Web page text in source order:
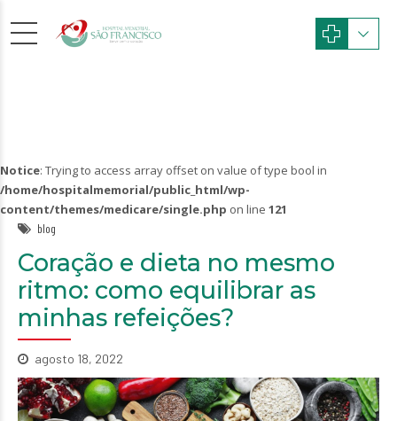
Notice: Trying to access array offset on value of type bool in
/home/hospitalmemorial/public_html/wp-
content/themes/medicare/single.php on line 121
blog
Coração e dieta no mesmo
ritmo: como equilibrar as
minhas refeições?
agosto 18, 2022